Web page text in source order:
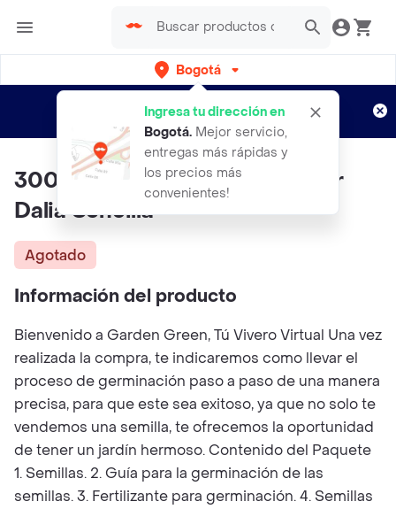
Bogotá
Ingresa tu dirección en
Bogotá. Mejor servicio,
entregas más rápidas y
los precios más
convenientes!
envíos gratis por semanas
Aplican TyC
300 Semillas Orgánicas De Flor
Dalia Sencilla
Agotado
Información del producto
Bienvenido a Garden Green, Tú Vivero Virtual Una vez
realizada la compra, te indicaremos como llevar el
proceso de germinación paso a paso de una manera
precisa, para que este sea exitoso, ya que no solo te
vendemos una semilla, te ofrecemos la oportunidad
de tener un jardín hermoso. Contenido del Paquete
1. Semillas. 2. Guía para la germinación de las
semillas. 3. Fertilizante para germinación. 4. Semillas